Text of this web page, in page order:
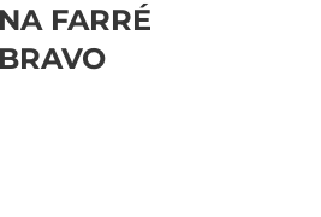
FARRÉ
BRAVO